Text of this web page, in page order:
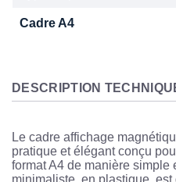
Cadre A4
DESCRIPTION
Le cadre affichage
pratique et élégant conçu
format A4 de manière simple
minimaliste, en plastique,